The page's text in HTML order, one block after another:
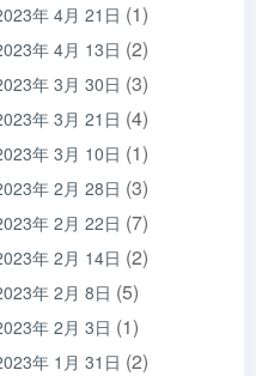
年 4月 21日 (1)
年 4月 13日 (2)
年 3月 30日 (3)
年 3月 21日 (4)
年 3月 10日 (1)
年 2月 28日 (3)
年 2月 22日 (7)
年 2月 14日 (2)
年 2月 8日 (5)
年 2月 3日 (1)
年 1月 31日 (2)